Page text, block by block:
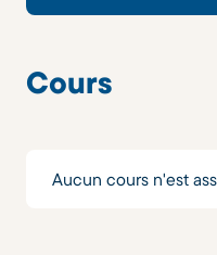
Cours
Aucun cours n'est